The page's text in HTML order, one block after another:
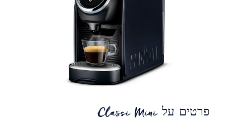
פרטים על Classi Mini